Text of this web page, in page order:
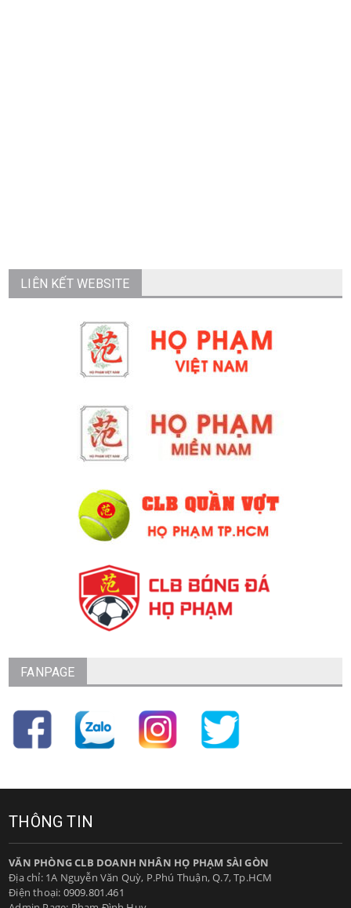
LIÊN KẾT WEBSITE
FANPAGE
THÔNG TIN
VĂN PHÒNG CLB DOANH NHÂN HỌ PHẠM SÀI GÒN
Địa chỉ: 1A Nguyễn Văn Quỳ, P.Phú Thuận, Q.7, Tp.HCM
Điện thoại: 0909.801.461